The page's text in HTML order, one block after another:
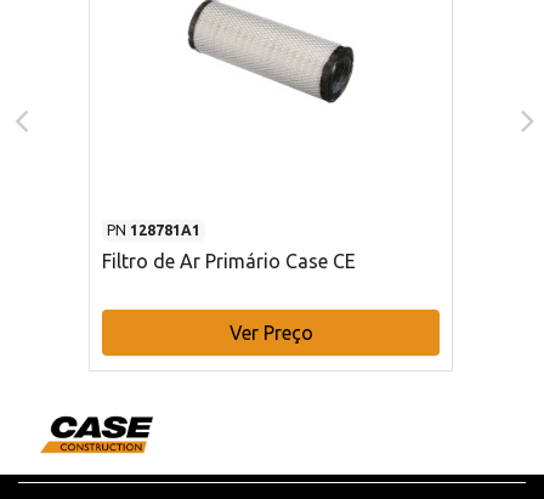
PN 128781A1
Filtro de Ar Primário Case CE
Ver Preço